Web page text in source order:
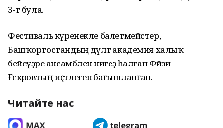
3-тә була.
Фестиваль күренекле балетмейстер,
Башҡортостандың дәүләт академия халыҡ
бейеүҙәре ансамбленә нигеҙ һалған Фәйзи
Ғәскәровтың иҫтәлегенә бағышланған.
Читайте нас